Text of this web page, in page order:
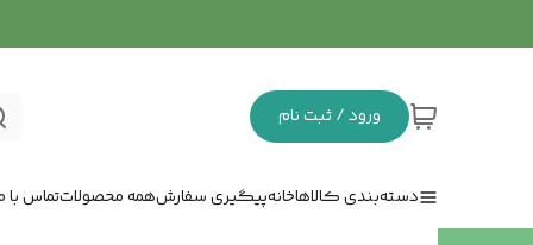
ورود / ثبت نام
دسته‌بندی کالاهاخانهپیگیری سفارشهمه محصولاتتماس با